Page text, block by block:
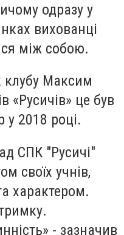
одразу у
вихованці
між собою.
клубу Максим
«Русичів» це був
у 2018 році.
СПК "Русичі"
своїх учнів,
характером.
- зазначив